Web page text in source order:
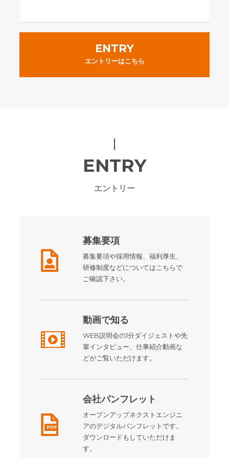
ENTRY
エントリーはこちら
ENTRY
エントリー
募集要項
募集要項や採用情報、福利厚生、
研修制度などについてはこちらで
ご確認下さい。
動画で知る
WEB説明会の1分ダイジェストや先
輩インタビュー、仕事紹介動画な
どがご覧いただけます。
会社パンフレット
オープンアップネクストエンジニ
アのデジタルパンフレットです。
ダウンロードもしていただけま
す。